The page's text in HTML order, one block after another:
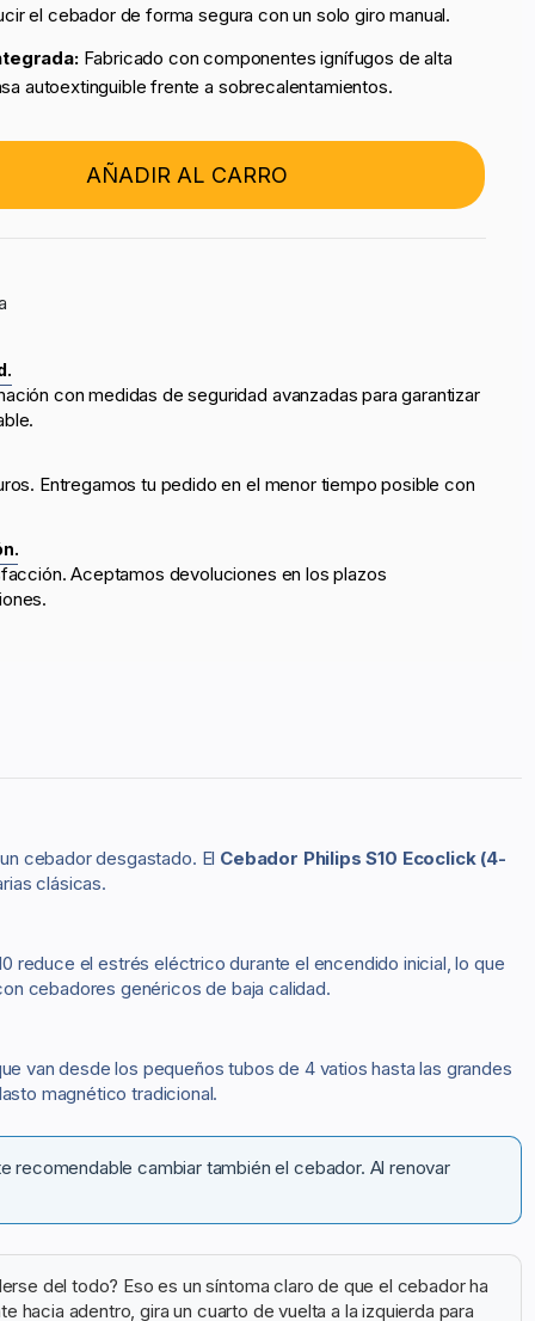
el cebador de forma segura con un solo giro manual.
Fabricado con componentes ignífugos de alta
autoextinguible frente a sobrecalentamientos.
AÑADIR AL CARRO
con medidas de seguridad avanzadas para garantizar
Entregamos tu pedido en el menor tiempo posible con
Aceptamos devoluciones en los plazos
cebador desgastado. El Cebador Philips S10 Ecoclick (4-
clásicas.
reduce el estrés eléctrico durante el encendido inicial, lo que
cebadores genéricos de baja calidad.
van desde los pequeños tubos de 4 vatios hasta las grandes
magnético tradicional.
recomendable cambiar también el cebador. Al renovar
del todo? Eso es un síntoma claro de que el cebador ha
adentro, gira un cuarto de vuelta a la izquierda para